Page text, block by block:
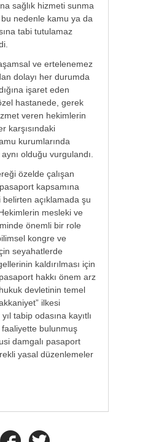
sağlık hizmeti sunma
nedenle kamu ya da
tabi tutulamaz
ve ertelenemez
dolayı her durumda
işaret eden
hastanede, gerek
veren hekimlerin
karşısındaki
kurumlarında
olduğu vurgulandı.
özelde çalışan
kapsamına
belirten açıklamada şu
mesleki ve
önemli bir role
kongre ve
seyahatlerde
kaldırılması için
hakkı önem arz
devletinin temel
ilkesi
tabip odasına kayıtlı
bulunmuş
damgalı pasaport
yasal düzenlemeler